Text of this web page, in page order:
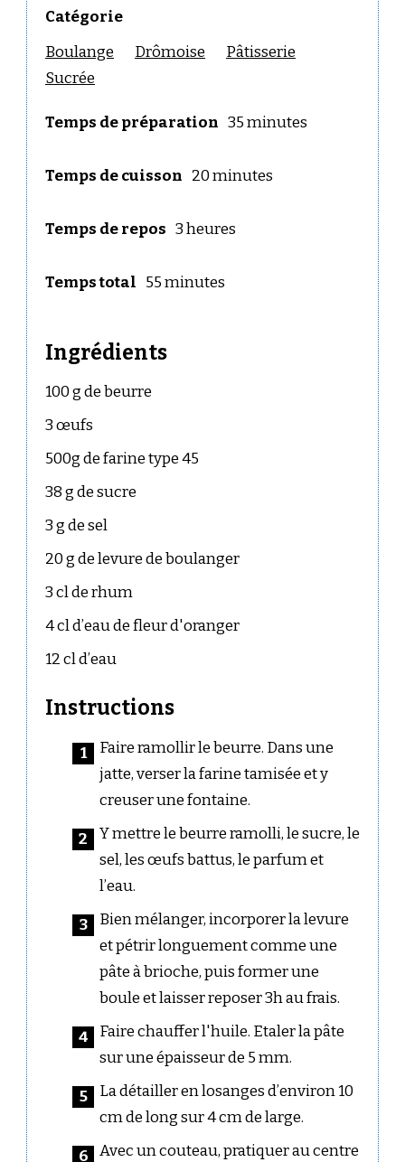
Catégorie
Boulange
Drômoise
Pâtisserie
Sucrée
Temps de préparation 35 minutes
Temps de cuisson 20 minutes
Temps de repos 3 heures
Temps total 55 minutes
Ingrédients
100 g de beurre
3 œufs
500g de farine type 45
38 g de sucre
3 g de sel
20 g de levure de boulanger
3 cl de rhum
4 cl d’eau de fleur d'oranger
12 cl d’eau
Instructions
Faire ramollir le beurre. Dans une
jatte, verser la farine tamisée et y
creuser une fontaine.
Y mettre le beurre ramolli, le sucre, le
sel, les œufs battus, le parfum et
l’eau.
Bien mélanger, incorporer la levure
et pétrir longuement comme une
pâte à brioche, puis former une
boule et laisser reposer 3h au frais.
Faire chauffer l'huile. Etaler la pâte
sur une épaisseur de 5 mm.
La détailler en losanges d’environ 10
cm de long sur 4 cm de large.
Avec un couteau, pratiquer au centre